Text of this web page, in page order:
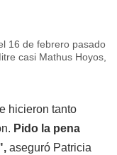
16 de febrero pasado
casi Mathus Hoyos,
hicieron tanto
Pido la pena
aseguró Patricia